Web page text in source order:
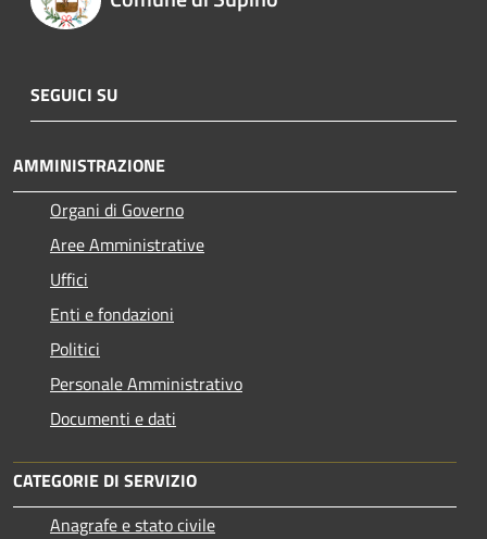
SEGUICI SU
AMMINISTRAZIONE
Organi di Governo
Aree Amministrative
Uffici
Enti e fondazioni
Politici
Personale Amministrativo
Documenti e dati
CATEGORIE DI SERVIZIO
Anagrafe e stato civile